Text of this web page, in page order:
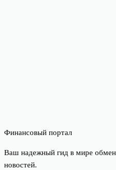
Финансовый портал
Ваш надежный гид в мире
новостей.